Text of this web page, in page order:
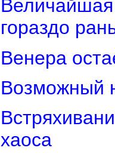
Величайшая
гораздо
Венера
Возможный
хаоса